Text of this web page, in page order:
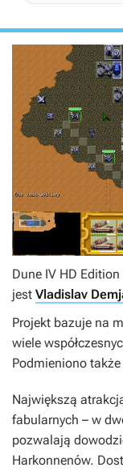
Dune IV HD Edition
jest Vladislav
Projekt bazuje na
wiele
Podmieniono
Największą
fabularnych – w
pozwalają
Harkonnenów.